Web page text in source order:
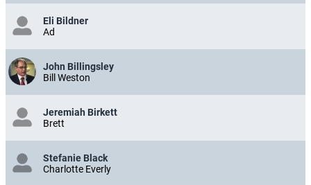
Eli Bildner
Ad
John Billingsley
Bill Weston
Jeremiah Birkett
Brett
Stefanie Black
Charlotte Everly